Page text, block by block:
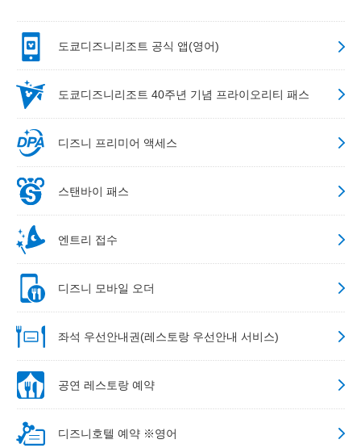
도쿄디즈니리조트 공식 앱(영어)
도쿄디즈니리조트 40주년 기념 프라이오리티 패스
디즈니 프리미어 액세스
스탠바이 패스
엔트리 접수
디즈니 모바일 오더
좌석 우선안내권(레스토랑 우선안내 서비스)
공연 레스토랑 예약
디즈니호텔 예약 ※영어